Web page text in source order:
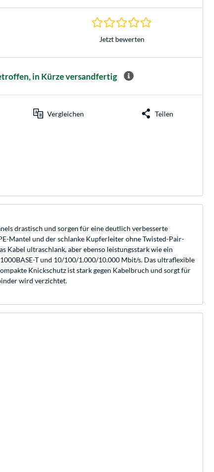
0.0 Sterne bei 0
Jetzt bewerten
in Kürze versandfertig
Vergleichen Teilen
drastisch und sorgen für eine deutlich verbesserte
Mantel und der schlanke Kupferleiter ohne Twisted-Pair-
Kabel ultraschlank, aber ebenso leistungsstark wie ein
T und 10/100/1.000/10.000 Mbit/s. Das ultraflexible
Knickschutz ist stark gegen Kabelbruch und sorgt für
wird verzichtet.